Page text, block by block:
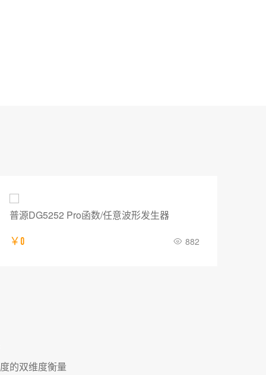
普源DG5252 Pro函数/任意波形发生器
￥0 882
的双维度衡量